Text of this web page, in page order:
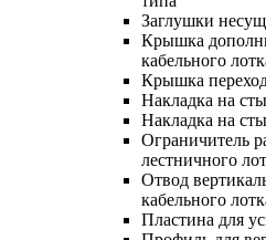
Заглушки
Крышка
кабельного
Крышка
Накладка на
Накладка на
Ограничитель
лестничного
Отвод
кабельного
Пластина для